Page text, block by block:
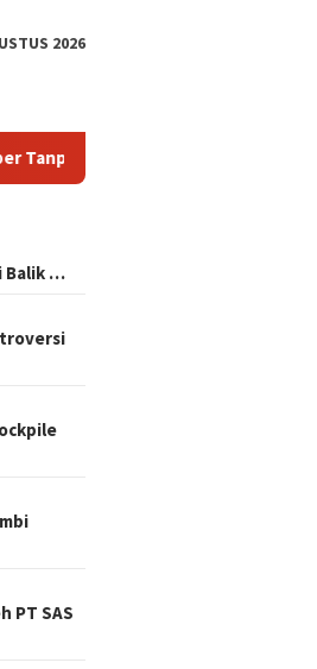
2026
Dompet
Smartphone
Tinggi dengan
Balik …
PT SAS